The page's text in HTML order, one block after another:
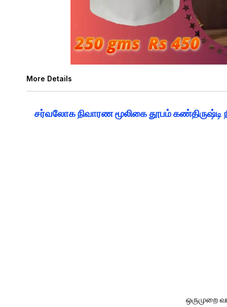
More Details
சர்வலோக நிவாரண மூலிகை தூபம்
ஒருமுறை